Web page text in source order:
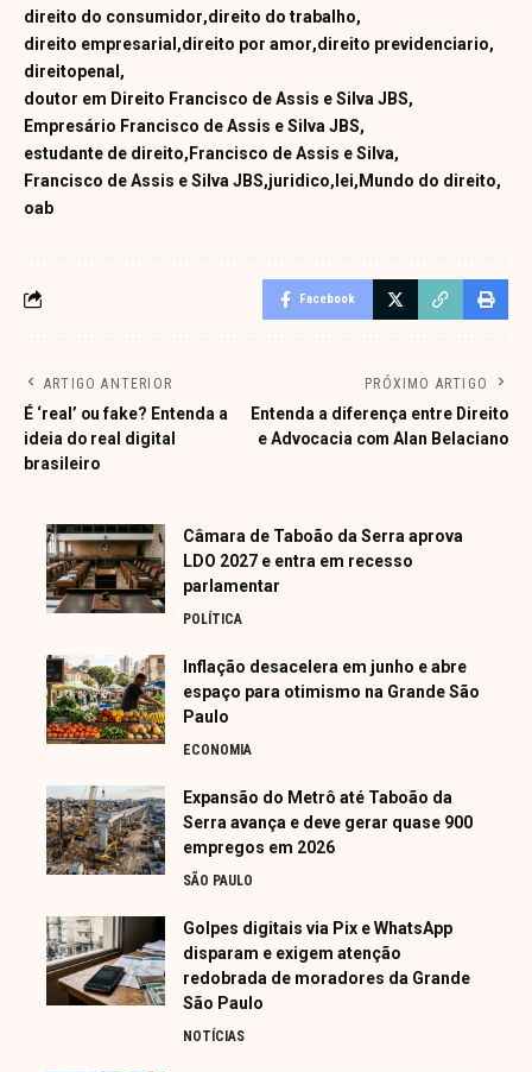
direito do consumidor direito do trabalho
direito empresarial
direito por amor direito previdenciario
direitopenal
doutor em Direito Francisco de Assis e Silva JBS
Empresário Francisco de Assis e Silva JBS
estudante de direito Francisco de Assis e Silva
Francisco de Assis e Silva JBS juridico lei Mundo do direito
oab
Facebook
ARTIGO ANTERIOR
É ‘real’ ou fake? Entenda a
ideia do real digital
brasileiro
PRÓXIMO ARTIGO
Entenda a diferença entre Direito
e Advocacia com Alan Belaciano
Câmara de Taboão da Serra aprova
LDO 2027 e entra em recesso
parlamentar
POLÍTICA
Inflação desacelera em junho e abre
espaço para otimismo na Grande São
Paulo
ECONOMIA
Expansão do Metrô até Taboão da
Serra avança e deve gerar quase 900
empregos em 2026
SÃO PAULO
Golpes digitais via Pix e WhatsApp
disparam e exigem atenção
redobrada de moradores da Grande
São Paulo
NOTÍCIAS